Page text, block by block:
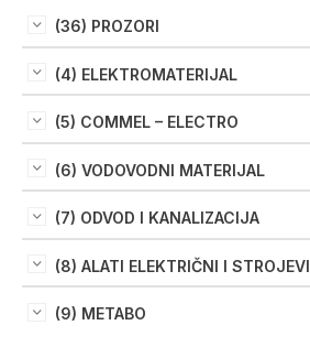
(36) PROZORI
(4) ELEKTROMATERIJAL
(5) COMMEL – ELECTRO
(6) VODOVODNI MATERIJAL
(7) ODVOD I KANALIZACIJA
(8) ALATI ELEKTRIČNI I STROJEVI
(9) METABO